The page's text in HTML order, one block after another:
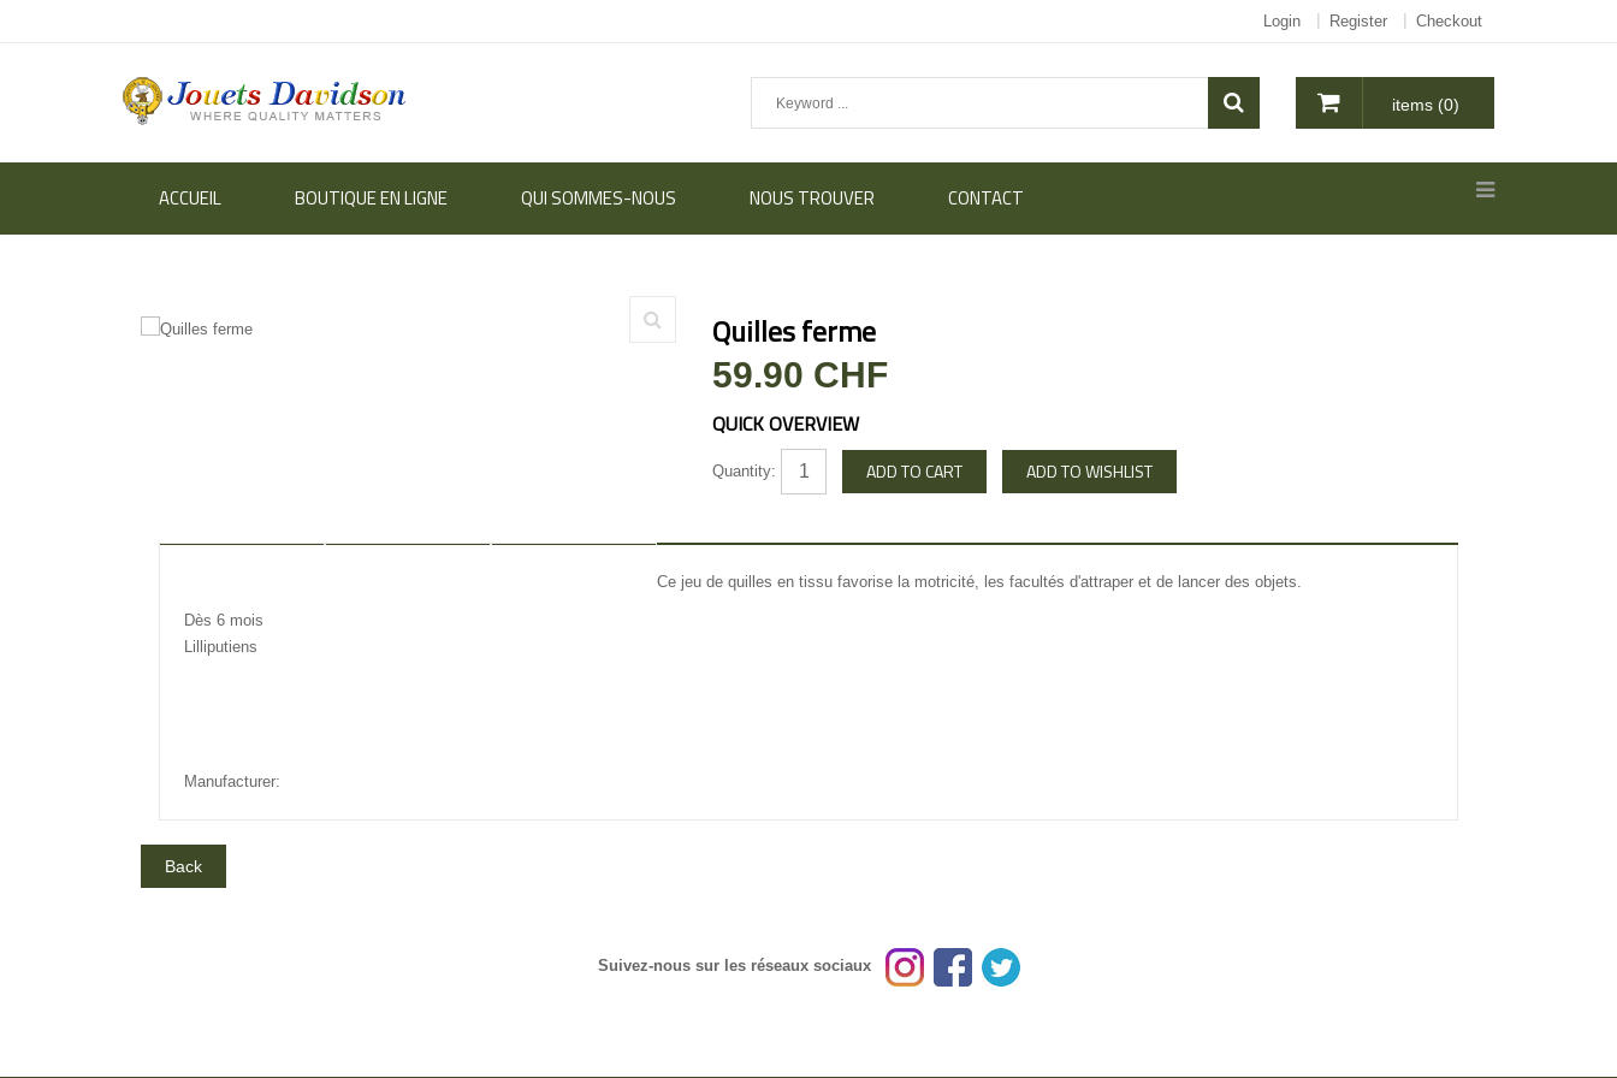
Login Register Checkout
items (0)
ACCUEIL BOUTIQUE EN LIGNE QUI SOMMES-NOUS NOUS TROUVER CONTACT
Quilles ferme
59.90 CHF
QUICK OVERVIEW
Quantity:
Ce jeu de quilles en tissu favorise la motricité, les facultés d'attraper et de lancer des objets.
Dès 6 mois
Lilliputiens
Manufacturer:
Suivez-nous sur les réseaux sociaux